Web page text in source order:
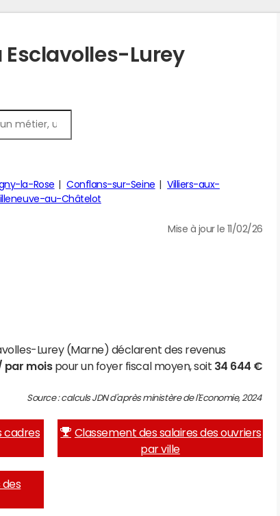
Esclavolles-Lurey
la-Rose Conflans-sur-Seine
Villiers-aux-
au-Châtelot
Mise à jour le 11/02/26
Lurey (Marne) déclarent des revenus
par moispour un foyer fiscal moyen, soit 34 644 €
Source : calculs JDN d'après ministère de l'Economie, 2024
cadres
Classement des salaires des ouvriers
par ville
des